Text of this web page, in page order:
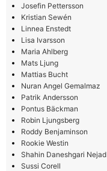
Josefin Pettersson
Kristian Sewén
Linnea Enstedt
Lisa Ivarsson
Maria Ahlberg
Mats Ljung
Mattias Bucht
Nuran Angel Gemalmaz
Patrik Andersson
Pontus Bäckman
Robin Ljungsberg
Roddy Benjaminson
Rookie Westin
Shahin Daneshgari Nejad
Sussi Corell